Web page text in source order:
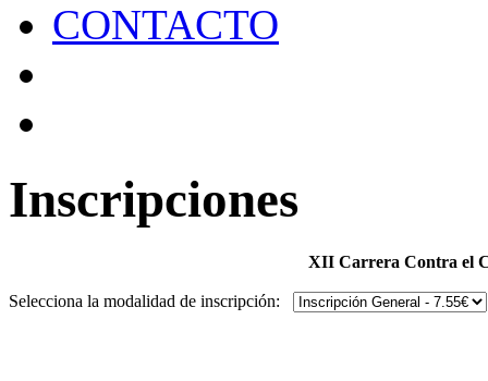
CONTACTO
Inscripciones
XII Carrera Contra el
Selecciona la modalidad de inscripción: